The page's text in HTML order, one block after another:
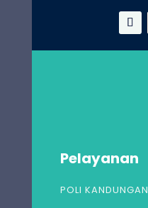
Pelayanan
POLI KANDUNGAN